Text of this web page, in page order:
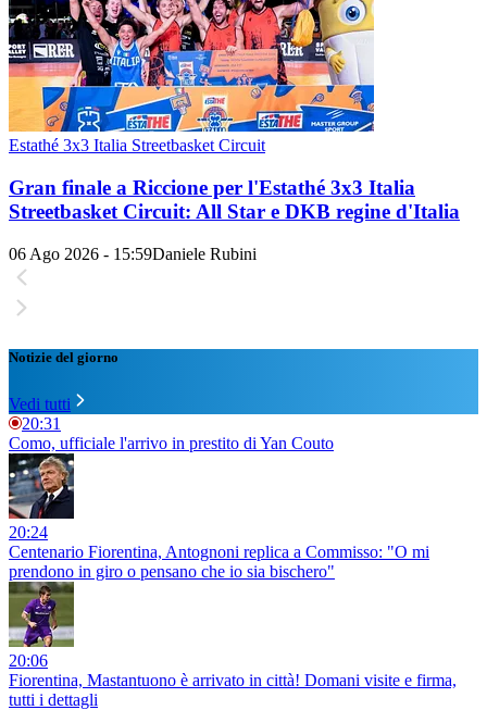
Estathé 3x3 Italia Streetbasket Circuit
Gran finale a Riccione per l'Estathé 3x3 Italia
Streetbasket Circuit: All Star e DKB regine d'Italia
06 Ago 2026 - 15:59Daniele Rubini
Notizie del giorno
Vedi tutti
20:31
Como, ufficiale l'arrivo in prestito di Yan Couto
20:24
Centenario Fiorentina, Antognoni replica a Commisso: "O mi
prendono in giro o pensano che io sia bischero"
20:06
Fiorentina, Mastantuono è arrivato in città! Domani visite e firma,
tutti i dettagli